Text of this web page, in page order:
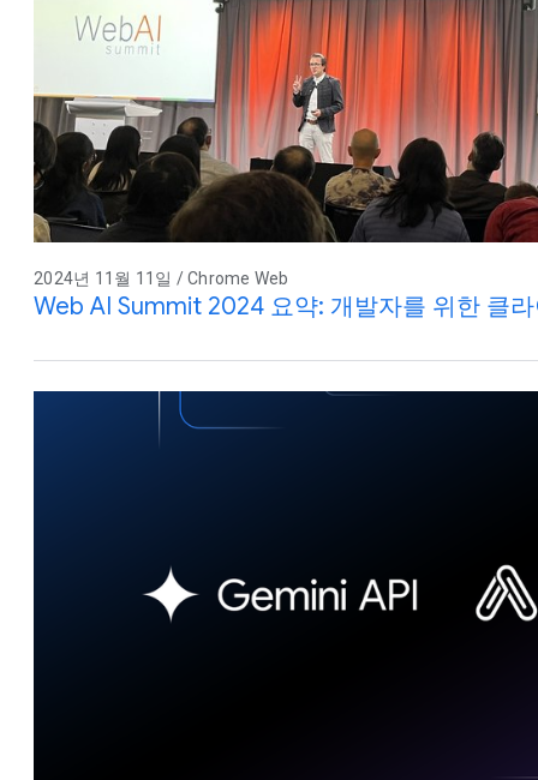
2024년 11월 11일 / Chrome Web
Web AI Summit 2024 요약: 개발자를 위한 클